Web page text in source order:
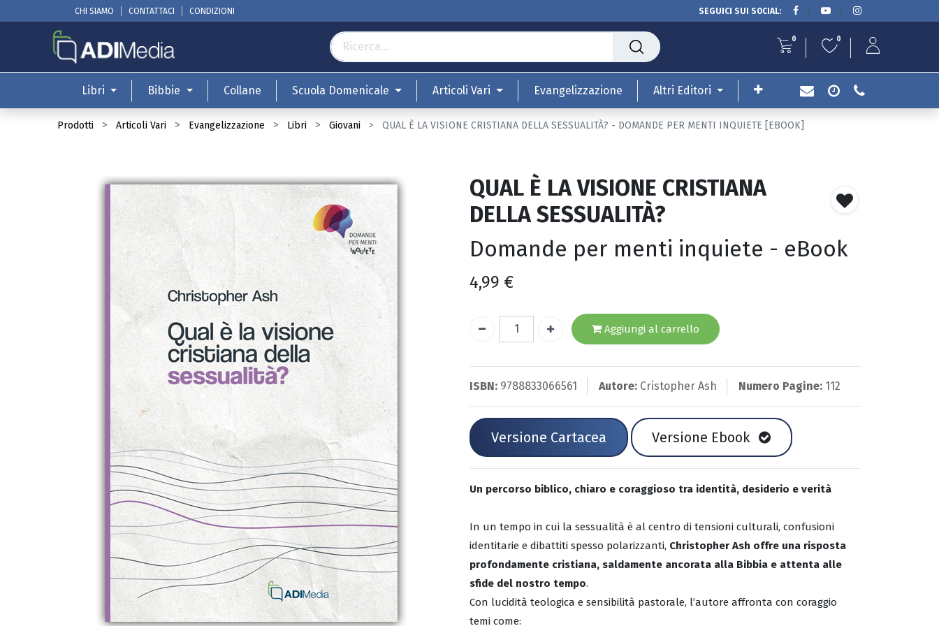
CHI SIAMO CONTATTACI CONDIZIONI SEGUICI SUI SOCIAL:
0 0
Libri Bibbie Collane Scuola Domenicale Articoli Vari Evangelizzazione Altri Editori
Prodotti Articoli Vari Evangelizzazione Libri Giovani QUAL È LA VISIONE CRISTIANA DELLA SESSUALITÀ? - DOMANDE PER MENTI INQUIETE [EBOOK]
QUAL È LA VISIONE CRISTIANA
DELLA SESSUALITÀ?
Domande per menti inquiete - eBook
4,99 €
Aggiungi al carrello
ISBN: 9788833066561 Autore: Cristopher Ash Numero Pagine: 112
Versione Cartacea Versione Ebook
Un percorso biblico, chiaro e coraggioso tra identità, desiderio e verità
In un tempo in cui la sessualità è al centro di tensioni culturali, confusioni
identitarie e dibattiti spesso polarizzanti, Christopher Ash offre una risposta
profondamente cristiana, saldamente ancorata alla Bibbia e attenta alle
sfide del nostro tempo.
Con lucidità teologica e sensibilità pastorale, l’autore affronta con coraggio
temi come: